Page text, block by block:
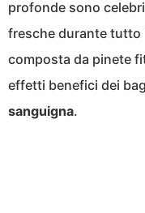
profonde sono
fresche durante tutto
composta da pinete
effetti benefici dei
sanguigna.